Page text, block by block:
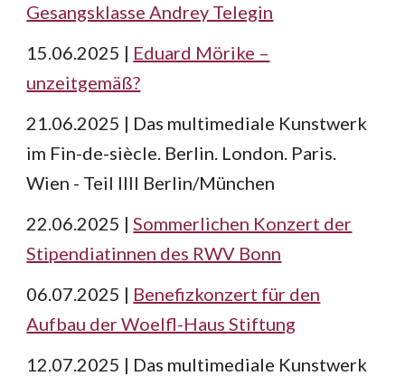
Gesangsklasse Andrey Telegin
15.06.2025 | Eduard Mörike –
unzeitgemäß?
21.06.2025 | Das multimediale Kunstwerk
im Fin-de-siècle. Berlin. London. Paris.
Wien - Teil IIII Berlin/München
22.06.2025 |Sommerlichen Konzert der
Stipendiatinnen des RWV Bonn
06.07.2025 | Benefizkonzert für den
Aufbau der Woelfl-Haus Stiftung
12.07.2025 | Das multimediale Kunstwerk